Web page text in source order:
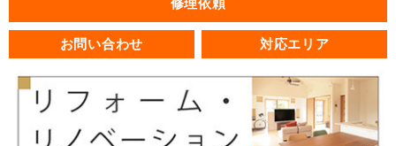
修理依頼
お問い合わせ 対応エリア